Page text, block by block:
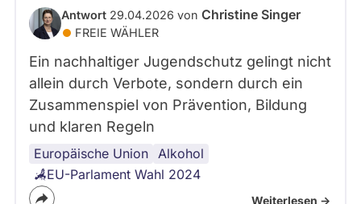
Antwort 29.04.2026 von Christine Singer
FREIE WÄHLER
Ein nachhaltiger Jugendschutz gelingt nicht
allein durch Verbote, sondern durch ein
Zusammenspiel von Prävention, Bildung
und klaren Regeln
Europäische Union Alkohol
Jugendschutz
Werbeverbot
EU-Parlament Wahl 2024
Weiterlesen ->